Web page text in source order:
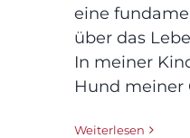
eine
über das
In meiner
Hund meiner
Weiterlesen